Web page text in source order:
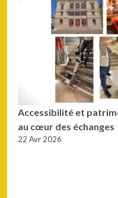
Accessibilité et
au cœur des échanges
22 Avr 2026